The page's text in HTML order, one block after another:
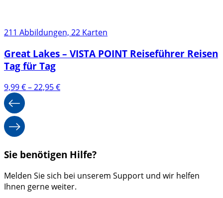
211 Abbildungen, 22 Karten
Great Lakes – VISTA POINT Reiseführer Reisen
Tag für Tag
9,99€–22,95€Preisspanne:
Sie benötigen Hilfe?
Melden Sie sich bei unserem Support und wir helfen
Ihnen gerne weiter.